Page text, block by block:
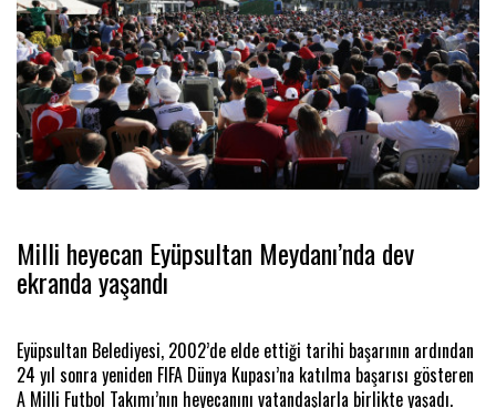
Milli heyecan Eyüpsultan Meydanı’nda dev
ekranda yaşandı
Eyüpsultan Belediyesi, 2002’de elde ettiği tarihi başarının ardından
24 yıl sonra yeniden FIFA Dünya Kupası’na katılma başarısı gösteren
A Milli Futbol Takımı’nın heyecanını vatandaşlarla birlikte yaşadı.